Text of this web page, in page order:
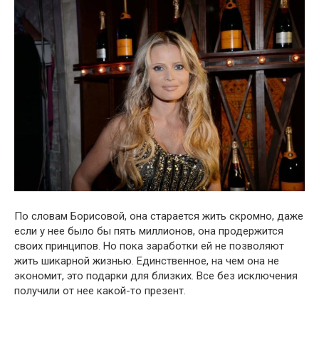
По словам Борисовой, она старается жить скромно, даже
если у нее было бы пять миллионов, она продержится
своих принципов. Но пока заработки ей не позволяют
жить шикарной жизнью. Единственное, на чем она не
экономит, это подарки для близких. Все без исключения
получили от нее какой-то презент.